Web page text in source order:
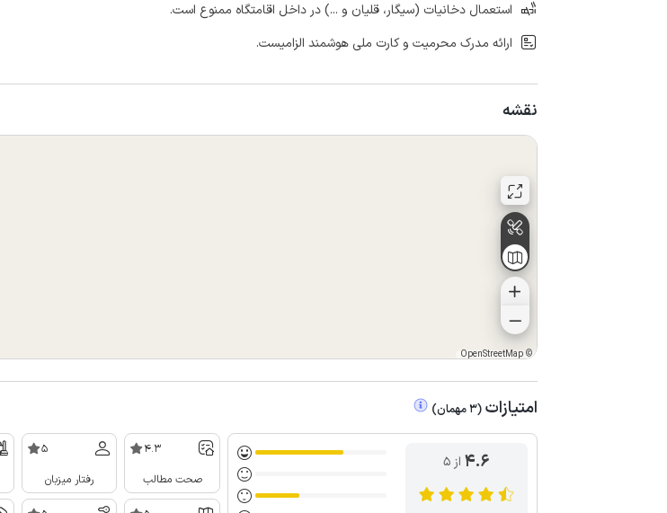
استعمال دخانیات (سیگار، قلیان و ...) در داخل اقامتگاه ممنوع است.
ارائه مدرک محرمیت و کارت ملی هوشمند الزامیست.
نقشه
©
OpenStreetMap
امتیازات (
3مهمان)
4.6 از ۵
4.3
صحت مطالب
5
رفتار میزبان